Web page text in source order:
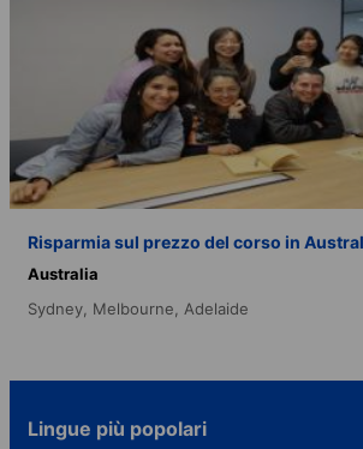
Risparmia sul prezzo del corso in
Australia
Sydney, Melbourne, Adelaide
Lingue più popolari